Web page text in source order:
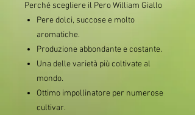
Perché scegliere il Pero William Giallo
Pere dolci, succose e molto
aromatiche.
Produzione abbondante e costante.
Una delle varietà più coltivate al
mondo.
Ottimo impollinatore per numerose
cultivar.